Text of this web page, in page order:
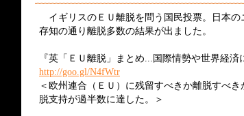
イギリスのＥＵ離脱を問う国民投票。日本
存知の通り離脱多数の結果が出ました。
『英「ＥＵ離脱」まとめ...国際情勢や世界経
http://goo.gl/N4fWtr
＜欧州連合（ＥＵ）に残留すべきか離脱すべ
脱支持が過半数に達した。＞